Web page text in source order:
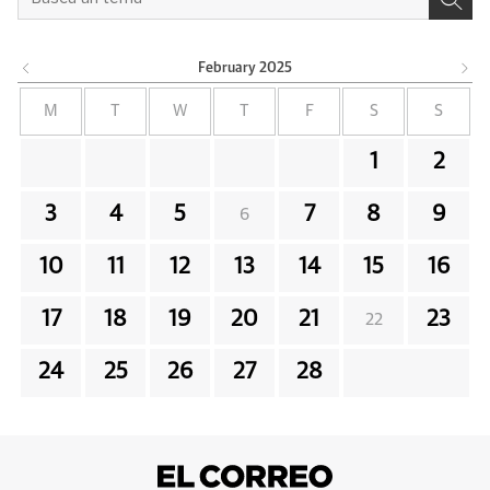
February 2025
M W F S S
1 2
3 4 5 6 7 8 9
10 11 12 13 14 15 16
17 18 19 20 21 22 23
24 25 26 27 28